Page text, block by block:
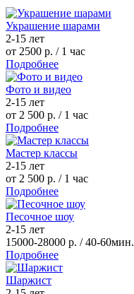
Украшение шарами
2-15 лет
от 2500 р. / 1 час
Подробнее
Фото и видео
2-15 лет
от 2 500 р. / 1 час
Подробнее
Мастер классы
2-15 лет
от 2 500 р. / 1 час
Подробнее
Песочное шоу
2-15 лет
15000-28000 р. / 40-60мин.
Подробнее
Шаржист